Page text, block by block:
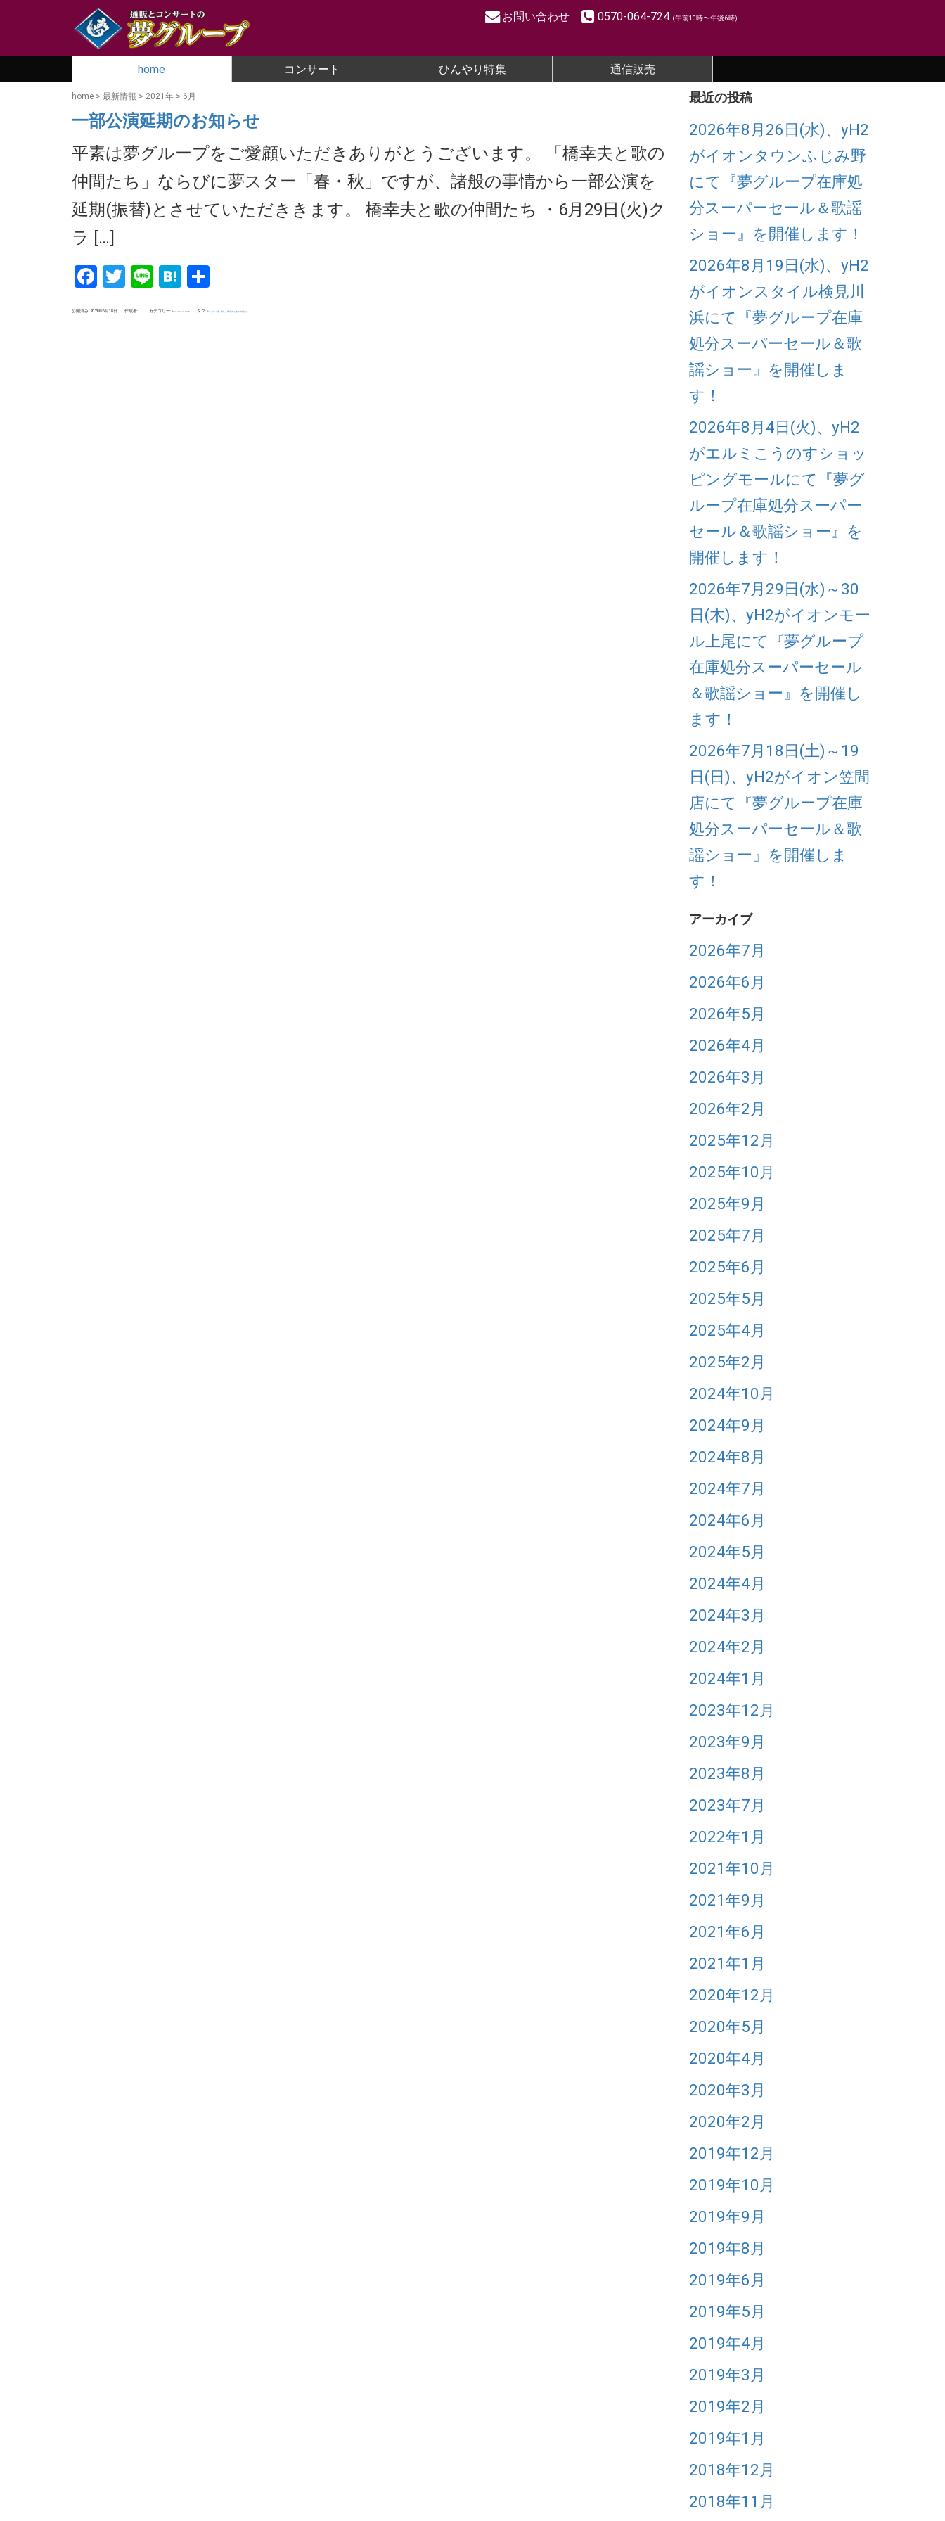
お問い合わせ 0570-064-724 (午前10時〜午後6時)
home コンサート ひんやり特集 通信販売
home > 最新情報 > 2021年 > 6月
一部公演延期のお知らせ
平素は夢グループをご愛顧いただきありがとうございます。 「橋幸夫と歌の
仲間たち」ならびに夢スター「春・秋」ですが、諸般の事情から一部公演を
延期(振替)とさせていただききます。 橋幸夫と歌の仲間たち ・6月29日(火)ク
ラ […]
Facebook
Twitter
LineHatena
公開済み: 2021年6月18日 作成者: カテゴリー: 夢コンサート.com タグ: 夢スター「春・秋」 橋幸夫と歌の仲間たち
最近の投稿
2026年8月26日(水)、yH2
がイオンタウンふじみ野
にて『夢グループ在庫処
分スーパーセール＆歌謡
ショー』を開催します！
2026年8月19日(水)、yH2
がイオンスタイル検見川
浜にて『夢グループ在庫
処分スーパーセール＆歌
謡ショー』を開催しま
す！
2026年8月4日(火)、yH2
がエルミこうのすショッ
ピングモールにて『夢グ
ループ在庫処分スーパー
セール＆歌謡ショー』を
開催します！
2026年7月29日(水)～30
日(木)、yH2がイオンモー
ル上尾にて『夢グループ
在庫処分スーパーセール
＆歌謡ショー』を開催し
ます！
2026年7月18日(土)～19
日(日)、yH2がイオン笠間
店にて『夢グループ在庫
処分スーパーセール＆歌
謡ショー』を開催しま
す！
アーカイブ
2026年7月
2026年6月
2026年5月
2026年4月
2026年3月
2026年2月
2025年12月
2025年10月
2025年9月
2025年7月
2025年6月
2025年5月
2025年4月
2025年2月
2024年10月
2024年9月
2024年8月
2024年7月
2024年6月
2024年5月
2024年4月
2024年3月
2024年2月
2024年1月
2023年12月
2023年9月
2023年8月
2023年7月
2022年1月
2021年10月
2021年9月
2021年6月
2021年1月
2020年12月
2020年5月
2020年4月
2020年3月
2020年2月
2019年12月
2019年10月
2019年9月
2019年8月
2019年6月
2019年5月
2019年4月
2019年3月
2019年2月
2019年1月
2018年12月
2018年11月